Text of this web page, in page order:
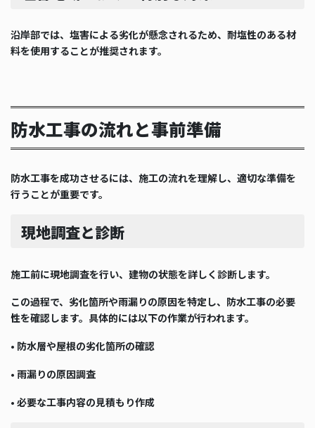
沿岸部では、塩害による劣化が懸念されるため、耐塩性のある材
料を使用することが推奨されます。
防水工事の流れと事前準備
防水工事を成功させるには、施工の流れを理解し、適切な準備を
行うことが重要です。
現地調査と診断
施工前に現地調査を行い、建物の状態を詳しく診断します。
この過程で、劣化箇所や雨漏りの原因を特定し、防水工事の必要
性を確認します。具体的には以下の作業が行われます。
• 防水層や屋根の劣化箇所の確認
• 雨漏りの原因調査
• 必要な工事内容の見積もり作成